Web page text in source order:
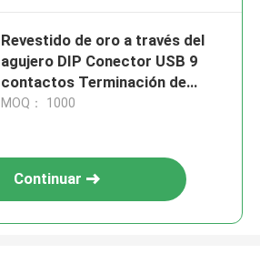
Revestido de oro a través del
agujero DIP Conector USB 9
contactos Terminación de
soldadura 1.8A PA9T UL 94 V-0
MOQ： 1000
Continuar